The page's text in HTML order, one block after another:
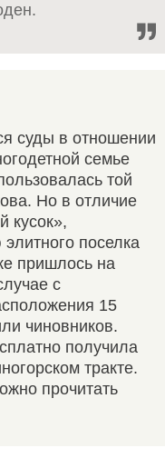
суды в отношении
семье
той
Но в отличие
кусок»,
поселка
пришлось на
с
15
чиновников.
получила
тракте.
прочитать